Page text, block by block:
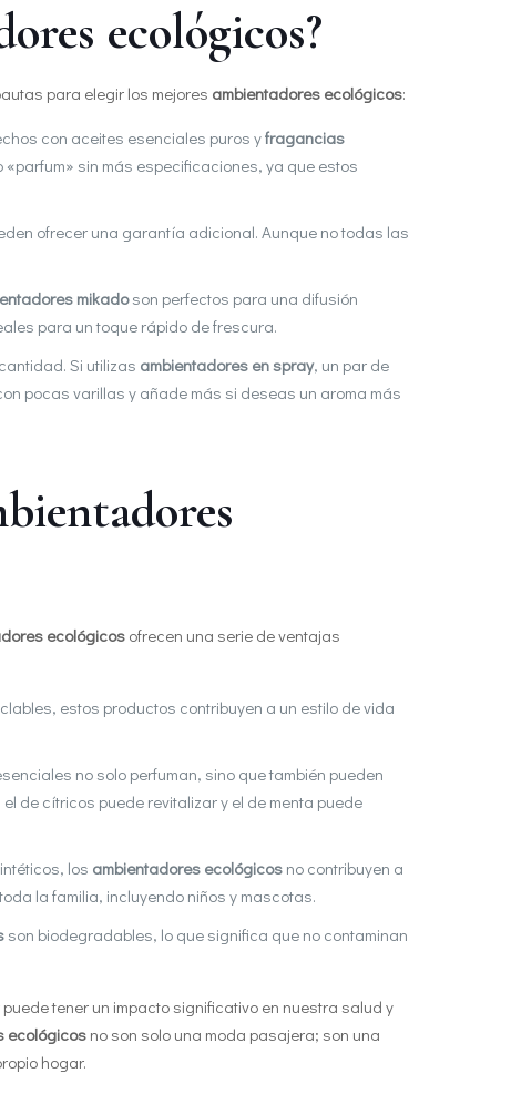
ecológicos?
para elegir los mejores ambientadores ecológicos:
con aceites esenciales puros yfragancias
sin más especificaciones, ya que estos
ofrecer una garantía adicional. Aunque no todas las
mikadoson perfectos para una difusión
para un toque rápido de frescura.
Si utilizas ambientadores en spray, un par de
pocas varillas y añade más si deseas un aroma más
ecológicos ofrecen una serie de ventajas
estos productos contribuyen a un estilo de vida
no solo perfuman, sino que también pueden
de cítricos puede revitalizar y el de menta puede
los ambientadores ecológicos no contribuyen a
la familia, incluyendo niños y mascotas.
son biodegradables, lo que significa que no contaminan
tener un impacto significativo en nuestra salud y
ecológicos no son solo una moda pasajera; son una
hogar.